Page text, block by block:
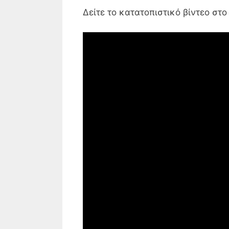
Δείτε το κατατοπιστικό βίντεο